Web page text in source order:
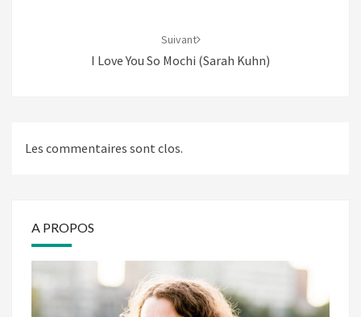
Suivant
I Love You So Mochi (Sarah Kuhn)
Les commentaires sont clos.
A PROPOS